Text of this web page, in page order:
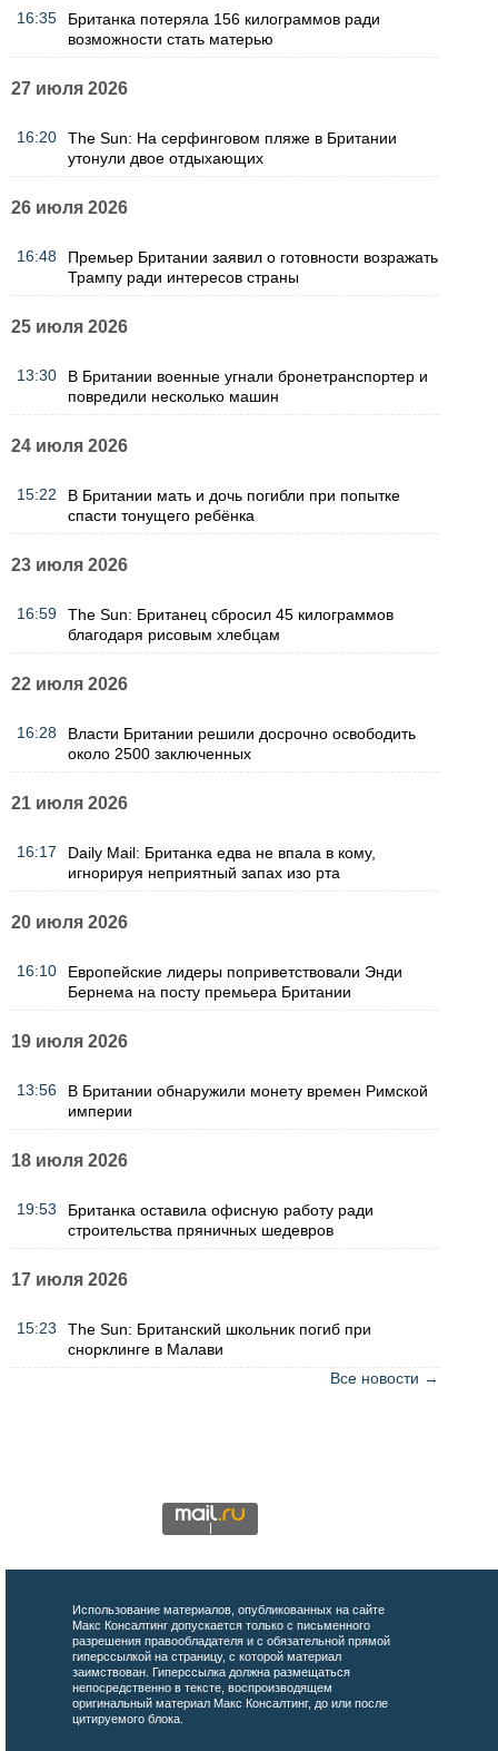
16:35
Британка потеряла 156 килограммов ради
возможности стать матерью
27 июля 2026
16:20
The Sun: На серфинговом пляже в Британии
утонули двое отдыхающих
26 июля 2026
16:48
Премьер Британии заявил о готовности возражать
Трампу ради интересов страны
25 июля 2026
13:30
В Британии военные угнали бронетранспортер и
повредили несколько машин
24 июля 2026
15:22
В Британии мать и дочь погибли при попытке
спасти тонущего ребёнка
23 июля 2026
16:59
The Sun: Британец сбросил 45 килограммов
благодаря рисовым хлебцам
22 июля 2026
16:28
Власти Британии решили досрочно освободить
около 2500 заключенных
21 июля 2026
16:17
Daily Mail: Британка едва не впала в кому,
игнорируя неприятный запах изо рта
20 июля 2026
16:10
Европейские лидеры поприветствовали Энди
Бернема на посту премьера Британии
19 июля 2026
13:56
В Британии обнаружили монету времен Римской
империи
18 июля 2026
19:53
Британка оставила офисную работу ради
строительства пряничных шедевров
17 июля 2026
15:23
The Sun: Британский школьник погиб при
снорклинге в Малави
Все новости →
Использование материалов, опубликованных на сайте
Макс Консалтинг допускается только с письменного
разрешения правообладателя и с обязательной прямой
гиперссылкой на страницу, с которой материал
заимствован. Гиперссылка должна размещаться
непосредственно в тексте, воспроизводящем
оригинальный материал Макс Консалтинг, до или после
цитируемого блока.